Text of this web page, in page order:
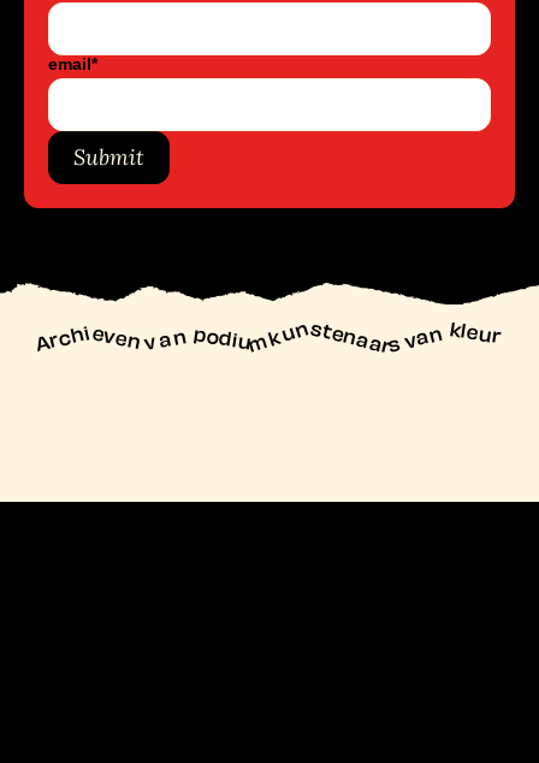
email*
Submit
Archievenvan podiumkunstenaars van kleur